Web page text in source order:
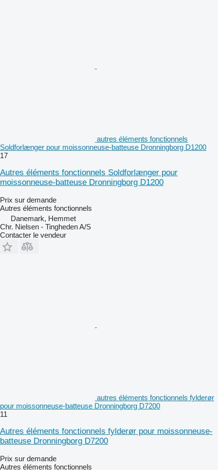
autres éléments fonctionnels
Soldforlænger pour moissonneuse-batteuse Dronningborg D1200
17
Autres éléments fonctionnels Soldforlænger pour
moissonneuse-batteuse Dronningborg D1200
Prix sur demande
Autres éléments fonctionnels
Danemark, Hemmet
Chr. Nielsen - Tingheden A/S
Contacter le vendeur
autres éléments fonctionnels fylderør
pour moissonneuse-batteuse Dronningborg D7200
11
Autres éléments fonctionnels fylderør pour moissonneuse-
batteuse Dronningborg D7200
Prix sur demande
Autres éléments fonctionnels